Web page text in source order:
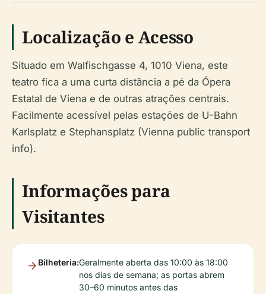
Localização e Acesso
Situado em Walfischgasse 4, 1010 Viena, este
teatro fica a uma curta distância a pé da Ópera
Estatal de Viena e de outras atrações centrais.
Facilmente acessível pelas estações de U-Bahn
Karlsplatz e Stephansplatz (Vienna public transport
info).
Informações para
Visitantes
Bilheteria:Geralmente aberta das 10:00 às 18:00
nos dias de semana; as portas abrem
30–60 minutos antes das